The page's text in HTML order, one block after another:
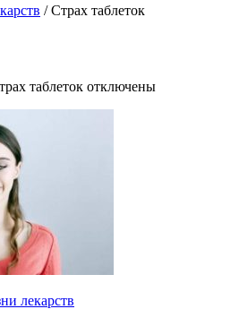
/ Страх таблеток
таблеток отключены
лекарств